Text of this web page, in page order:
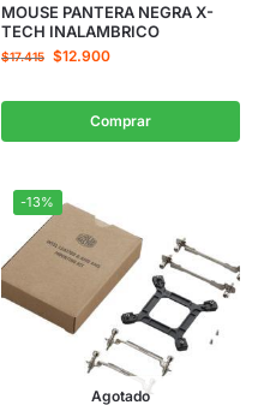
MOUSE PANTERA NEGRA X-
TECH INALAMBRICO
$17.415 $12.900
Comprar
-13%
Agotado